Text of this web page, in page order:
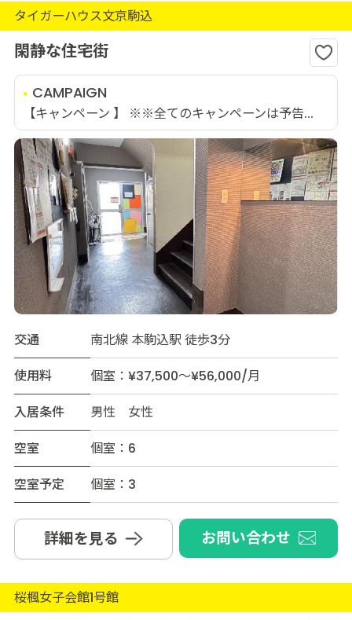
タイガーハウス文京駒込
閑静な住宅街
CAMPAIGN
【キャンペーン 】 ※※全てのキャンペーンは予告...
交通
南北線 本駒込駅 徒歩3分
使用料
個室：¥37,500～¥56,000/月
入居条件
男性 女性
空室
個室：6
空室予定
個室：3
詳細を見る お問い合わせ
桜楓女子会館1号館